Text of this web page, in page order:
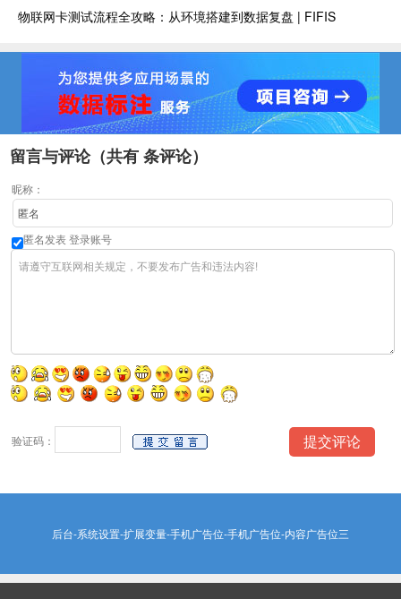
物联网卡测试流程全攻略：从环境搭建到数据复盘 | FIFIS
留言与评论（共有条评论）
昵称：
匿名发表登录账号
验证码：
后台-系统设置-扩展变量-手机广告位-手机广告位-内容广告位三